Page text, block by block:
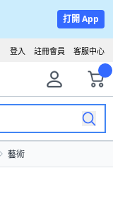
打開 App
客服中心
註冊會員
登入
藝術